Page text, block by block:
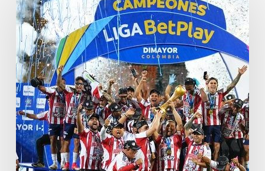
Barranquilla
es
bicampeón
de
Liga
Betplay